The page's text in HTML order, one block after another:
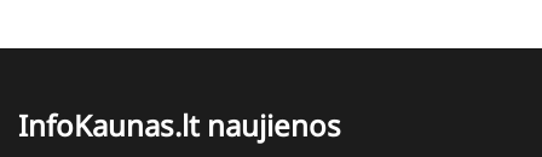
InfoKaunas.lt naujienos